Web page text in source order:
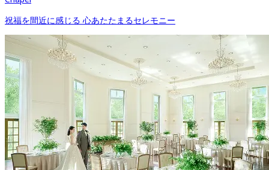
祝福を間近に感じる 心あたたまるセレモニー